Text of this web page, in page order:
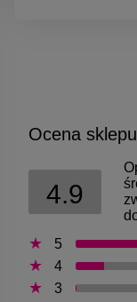
Ocena sklepu
4.9
5
4
3